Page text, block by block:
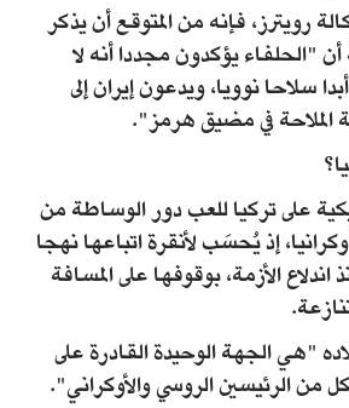
رويترز، فإنه من المتوقع أن يذكر
أن "الحلفاء يؤكدون مجددا أنه لا
سلاحا نوويا، ويدعون إيران إلى
الملاحة في مضيق هرمز".
على تركيا للعب دور الوساطة من
إذ يُحسَب لأنقرة اتباعها نهجا
اندلاع الأزمة، بوقوفها على المسافة
"هي الجهة الوحيدة القادرة على
من الرئيسين الروسي والأوكراني".